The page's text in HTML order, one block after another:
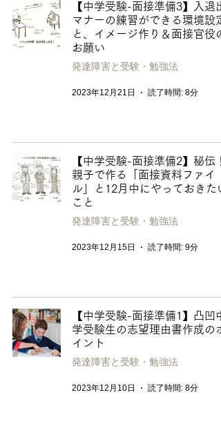
【中学受験-面接準備3】入退出
マナーの練習ができる環境設定
と、イメージ作り＆面接官役の
お願い
発達障害と受験・勉強法
2023年12月21日 読了時間: 8分
【中学受験-面接準備2】秘伝！
親子で作る「面接資料ファイ
ル」と12月中にやっておきた
こと
発達障害と受験・勉強法
2023年12月15日 読了時間: 9分
【中学受験-面接準備1】凸凹中
学受験生の志望理由書作成のポ
イント
発達障害と受験・勉強法
2023年12月10日 読了時間: 8分